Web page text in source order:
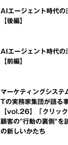
AIエージェント時代の
【後編】
AIエージェント時代の
【前編】
マーケティングシステ
Tの実務家集団が語る
【vol.26】「クリッ
顧客の"行動の裏側"を
の新しいかたち